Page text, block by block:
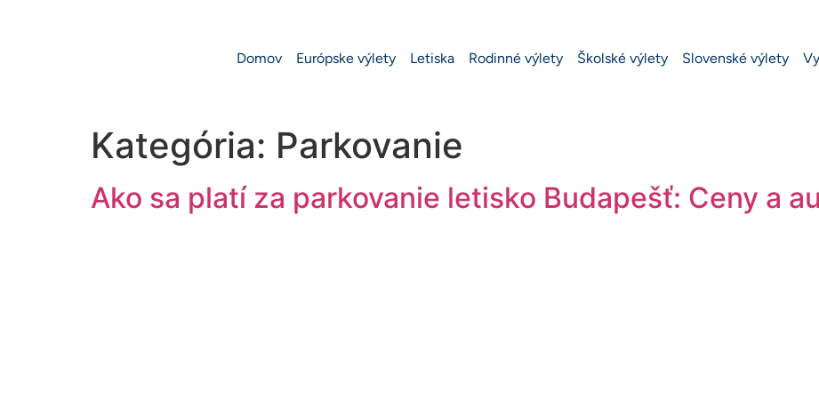
Domov Európske výlety Letiska Rodinné výlety Školské výlety Slovenské výlety
Kategória: Parkovanie
Ako sa platí za parkovanie letisko Budapešť: Ceny a